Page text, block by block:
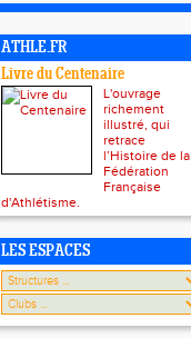
ATHLE.FR
Livre du Centenaire
L'ouvrage
richement
illustré, qui
retrace
l’Histoire de la
Fédération
Française
d'Athlétisme.
LES ESPACES